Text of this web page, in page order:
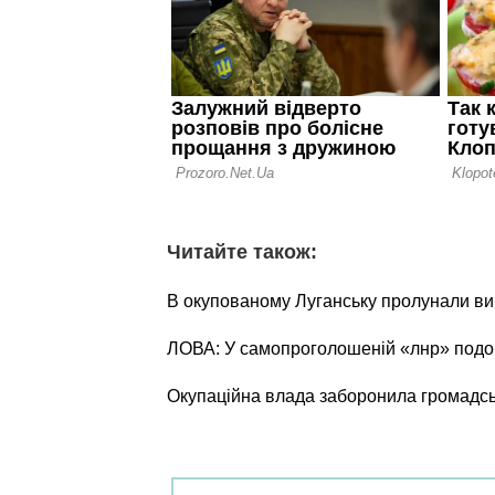
Читайте також:
В окупованому Луганську пролунали
ЛОВА: У самопроголошеній «лнр»
Окупаційна влада заборонила